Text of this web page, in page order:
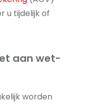
u tijdelijk of
aan wet-
worden